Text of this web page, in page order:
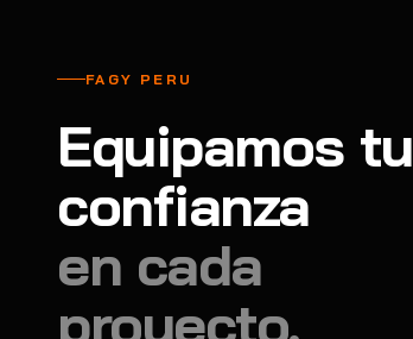
Balanza digital colgante
Balanza digital de bolsillo
Balanza digital para cocina
Balanza digital para maleta
Balanza mecánica para cocina
Clute
Confección Nacional
Contec
Coverguard
FAGY PERU
Equipamos tu
confianza
en cada
proyecto.